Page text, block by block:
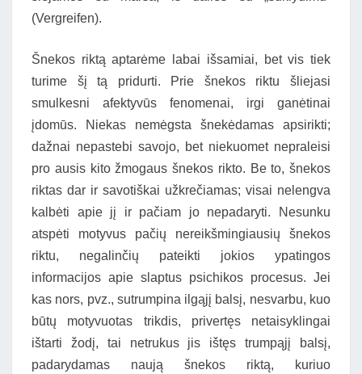
(Vergreifen).
Šnekos riktą aptarėme labai išsamiai, bet vis tiek
turime šį tą pridurti. Prie šnekos riktu šliejasi
smulkesni afektyvūs fenomenai, irgi ganėtinai
įdomūs. Niekas nemėgsta šnekėdamas apsirikti;
dažnai nepastebi savojo, bet niekuomet nepraleisi
pro ausis kito žmogaus šnekos rikto. Be to, šnekos
riktas dar ir savotiškai užkrečiamas; visai nelengva
kalbėti apie jį ir pačiam jo nepadaryti. Nesunku
atspėti motyvus pačių nereikšmingiausių šnekos
riktu, negalinčių pateikti jokios ypatingos
informacijos apie slaptus psichikos procesus. Jei
kas nors, pvz., sutrumpina ilgąjį balsį, nesvarbu, kuo
būtų motyvuotas trikdis, privertęs netaisyklingai
ištarti žodį, tai netrukus jis ištęs trumpąjį balsį,
padarydamas naują šnekos riktą, kuriuo